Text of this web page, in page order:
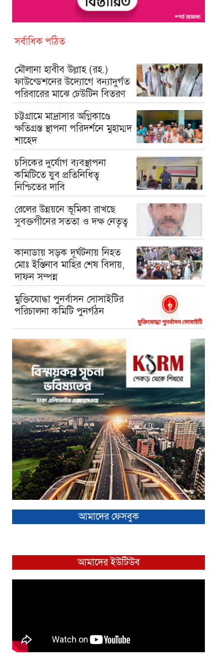
সর্বাধিক পঠিত
মৌলানা হাবীব উল্লাহ (রহ.)
ফাউন্ডেশনের উদ্যোগে বন্যাদুর্গত
পরিবারের মাঝে ঢেউটিন বিতরণ
চট্টগ্রামে মাদ্রাসার অগ্নিকাণ্ডে
ক্ষতিগ্রস্ত স্থাপনা পরিদর্শনে মুহাম্মদ
শাহেদ
চসিকের দুর্যোগ ব্যবস্থাপনা
কমিটিতে যুব প্রতিনিধিত্ব
নিশ্চিতের দাবি
রেলের উন্নয়নে ভূমিকা রাখছে
সুবক্তগীনের সততা ও দক্ষ নেতৃত্ব
কানাডায় সড়ক দূর্ঘটনায় নিহত
মোঃ ইস্তিনাব মাহির শেষ বিদায়,
দাফন সম্পন্ন
মুক্তিযোদ্ধা পুনর্বাসন সোসাইটির
পরিচালনা কমিটি পুনর্গঠন
আমাদের ফেসবুক
আমাদের ইউটিউব